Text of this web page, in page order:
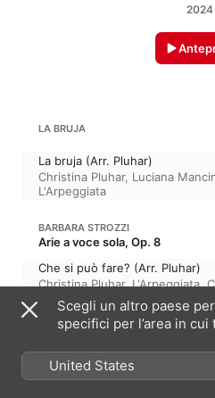
2024
LA BRUJA
La bruja (Arr. Pluhar)
Christina Pluhar, Luciana
L'Arpeggiata
BARBARA STROZZI
Arie a voce sola, Op. 8
Che si può fare? (Arr. Pluhar)
Christina Pluhar,L'Arpeggiata,
Scheen
La llorona (Arr. Pluhar)
Scegli un altro paese
specifici per l’area in cui
United States